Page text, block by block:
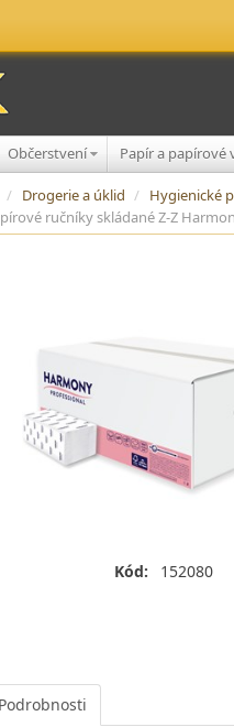
Občerstvení Papír a
/ Drogerie a úklid / Hygienické
ručníky skládané Z-Z
Kód: 152080
Podrobnosti